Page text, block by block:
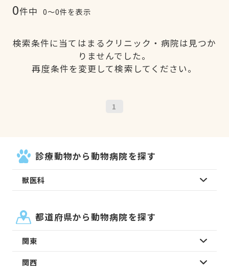
0件中 0〜0件を表示
検索条件に当てはまるクリニック・病院は見つか
りませんでした。
再度条件を変更して検索してください。
1
診療動物から動物病院を探す
獣医科
都道府県から動物病院を探す
関東
関西